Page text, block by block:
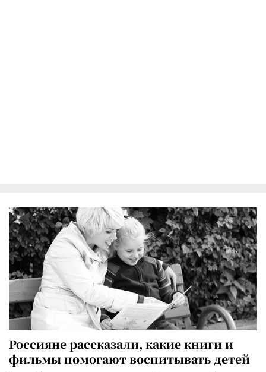
Россияне рассказали, какие книги и
фильмы помогают воспитывать детей